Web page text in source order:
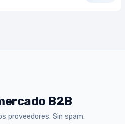
B2B
proveedores. Sin spam.